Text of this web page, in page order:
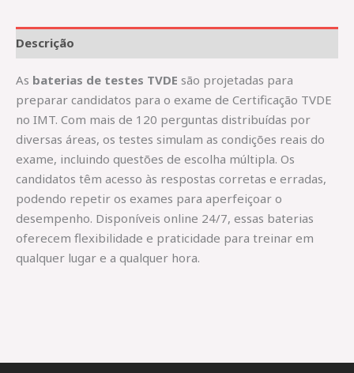
Descrição
As baterias de testes TVDE são projetadas para
preparar candidatos para o exame de Certificação TVDE
no IMT. Com mais de 120 perguntas distribuídas por
diversas áreas, os testes simulam as condições reais do
exame, incluindo questões de escolha múltipla. Os
candidatos têm acesso às respostas corretas e erradas,
podendo repetir os exames para aperfeiçoar o
desempenho. Disponíveis online 24/7, essas baterias
oferecem flexibilidade e praticidade para treinar em
qualquer lugar e a qualquer hora.